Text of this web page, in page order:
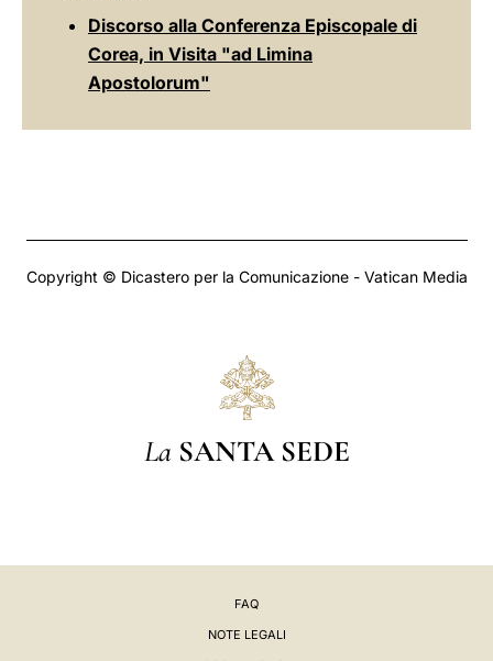
Discorso alla Conferenza Episcopale di
Corea, in Visita "ad Limina
Apostolorum"
Copyright © Dicastero per la Comunicazione - Vatican Media
La SANTA SEDE
FAQ
NOTE LEGALI